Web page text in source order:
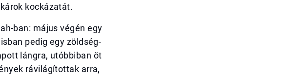
kockázatát.
ban: május végén egy
pedig egy zöldség-
lángra, utóbbiban öt
rávilágítottak arra,